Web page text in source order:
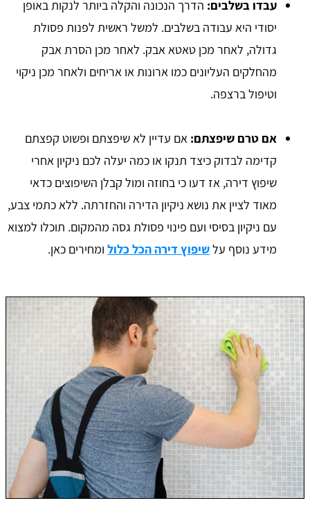
עבדו בשלבים: הדרך הנכונה והקלה ביותר לנקות באופן
יסודי היא עבודה בשלבים. למשל ראשית לפנות פסולת
גדולה, לאחר מכן טאטא אבק. לאחר מכן הסרת אבק
מהחלקים העליונים כמו ארונות או אריחים ולאחר מכן ניקוי
וטיפול ברצפה.
אם טרם שיפצתם: אם עדיין לא שיפצתם ופשוט קפצתם
קדימה לבדוק כיצד תנקו או כמה יעלה לכם ניקיון אחרי
שיפוץ דירה, אז דעו כי בחוזה ומול קבלן השיפוצים כדאי
מאוד לציין את נושא ניקיון הדירה והחזרתה. ללא כתמי צבע,
עם ניקיון בסיסי ועם פינוי פסולת גסה מהמקום. תוכלו למצוא
מידע נוסף עלשיפוץ דירה הכל כלול ומחירים כאן.